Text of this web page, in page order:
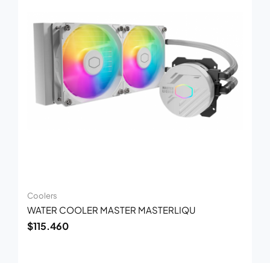
Coolers
WATER COOLER MASTER MASTERLIQU
$115.460